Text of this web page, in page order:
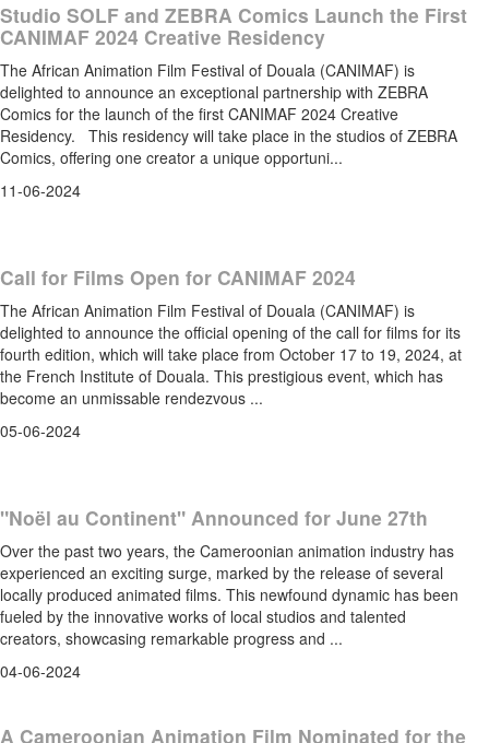
Studio SOLF and ZEBRA Comics Launch the First
CANIMAF 2024 Creative Residency
The African Animation Film Festival of Douala (CANIMAF) is
delighted to announce an exceptional partnership with ZEBRA
Comics for the launch of the first CANIMAF 2024 Creative
Residency. This residency will take place in the studios of ZEBRA
Comics, offering one creator a unique opportuni...
11-06-2024
Call for Films Open for CANIMAF 2024
The African Animation Film Festival of Douala (CANIMAF) is
delighted to announce the official opening of the call for films for its
fourth edition, which will take place from October 17 to 19, 2024, at
the French Institute of Douala. This prestigious event, which has
become an unmissable rendezvous ...
05-06-2024
"Noël au Continent" Announced for June 27th
Over the past two years, the Cameroonian animation industry has
experienced an exciting surge, marked by the release of several
locally produced animated films. This newfound dynamic has been
fueled by the innovative works of local studios and talented
creators, showcasing remarkable progress and ...
04-06-2024
A Cameroonian Animation Film Nominated for the